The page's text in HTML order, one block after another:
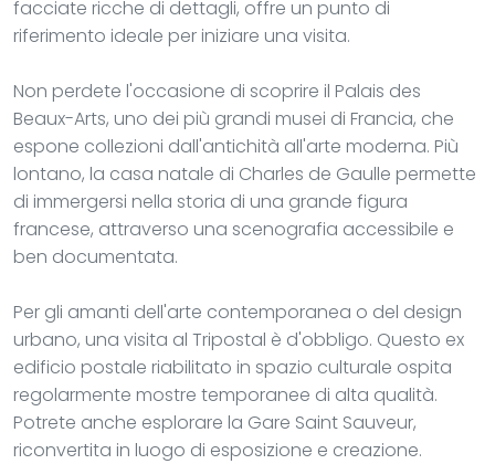
facciate ricche di dettagli, offre un punto di
riferimento ideale per iniziare una visita.
Non perdete l'occasione di scoprire il Palais des
Beaux-Arts, uno dei più grandi musei di Francia, che
espone collezioni dall'antichità all'arte moderna. Più
lontano, la casa natale di Charles de Gaulle permette
di immergersi nella storia di una grande figura
francese, attraverso una scenografia accessibile e
ben documentata.
Per gli amanti dell'arte contemporanea o del design
urbano, una visita al Tripostal è d'obbligo. Questo ex
edificio postale riabilitato in spazio culturale ospita
regolarmente mostre temporanee di alta qualità.
Potrete anche esplorare la Gare Saint Sauveur,
riconvertita in luogo di esposizione e creazione.